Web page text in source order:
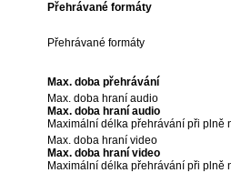
Přehrávané formáty
Přehrávané formáty
Max. doba přehrávání
Max. doba hraní audio
Max. doba hraní audio
Maximální délka přehrávání při plně
Max. doba hraní video
Max. doba hraní video
Maximální délka přehrávání při plně